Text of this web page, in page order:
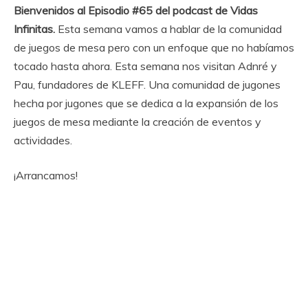
Bienvenidos al Episodio #65 del podcast de Vidas
Infinitas. Esta semana vamos a hablar de la comunidad
de juegos de mesa pero con un enfoque que no habíamos
tocado hasta ahora. Esta semana nos visitan Adnré y
Pau, fundadores de KLEFF. Una comunidad de jugones
hecha por jugones que se dedica a la expansión de los
juegos de mesa mediante la creación de eventos y
actividades.
¡Arrancamos!